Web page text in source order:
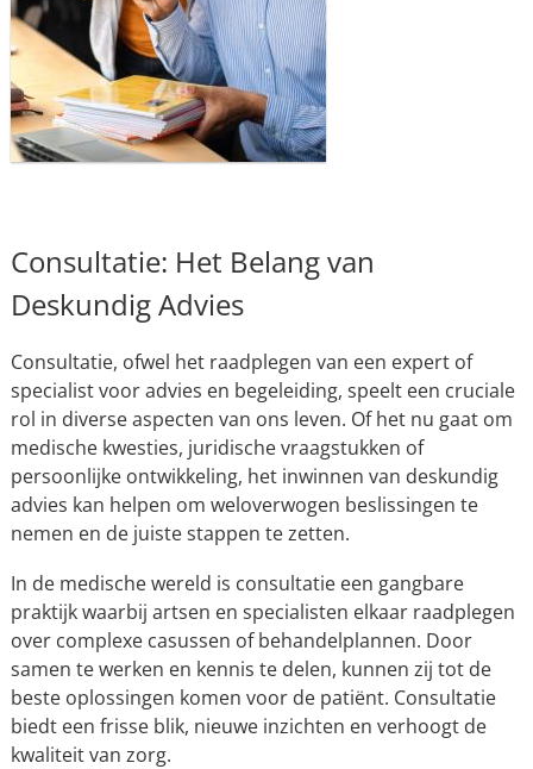
Consultatie: Het Belang van
Deskundig Advies
Consultatie, ofwel het raadplegen van een expert of
specialist voor advies en begeleiding, speelt een cruciale
rol in diverse aspecten van ons leven. Of het nu gaat om
medische kwesties, juridische vraagstukken of
persoonlijke ontwikkeling, het inwinnen van deskundig
advies kan helpen om weloverwogen beslissingen te
nemen en de juiste stappen te zetten.
In de medische wereld is consultatie een gangbare
praktijk waarbij artsen en specialisten elkaar raadplegen
over complexe casussen of behandelplannen. Door
samen te werken en kennis te delen, kunnen zij tot de
beste oplossingen komen voor de patiënt. Consultatie
biedt een frisse blik, nieuwe inzichten en verhoogt de
kwaliteit van zorg.